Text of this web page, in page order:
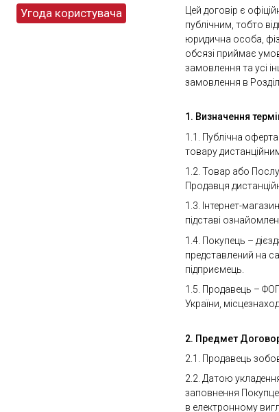
Цей договір є
публічним, тобто
юридична особа,
обсязі приймає
замовлення та усі
замовлення в
1. Визначення
1.1. Публічна
товару
1.2. Товар або
Продавця
1.3. Інтернет-
підставі
1.4. Покупець –
представлений на
підприємець.
1.5. Продавець –
України,
2. Предмет
2.1. Продавець
2.2. Датою
заповнення
в електронному
Угода користувача